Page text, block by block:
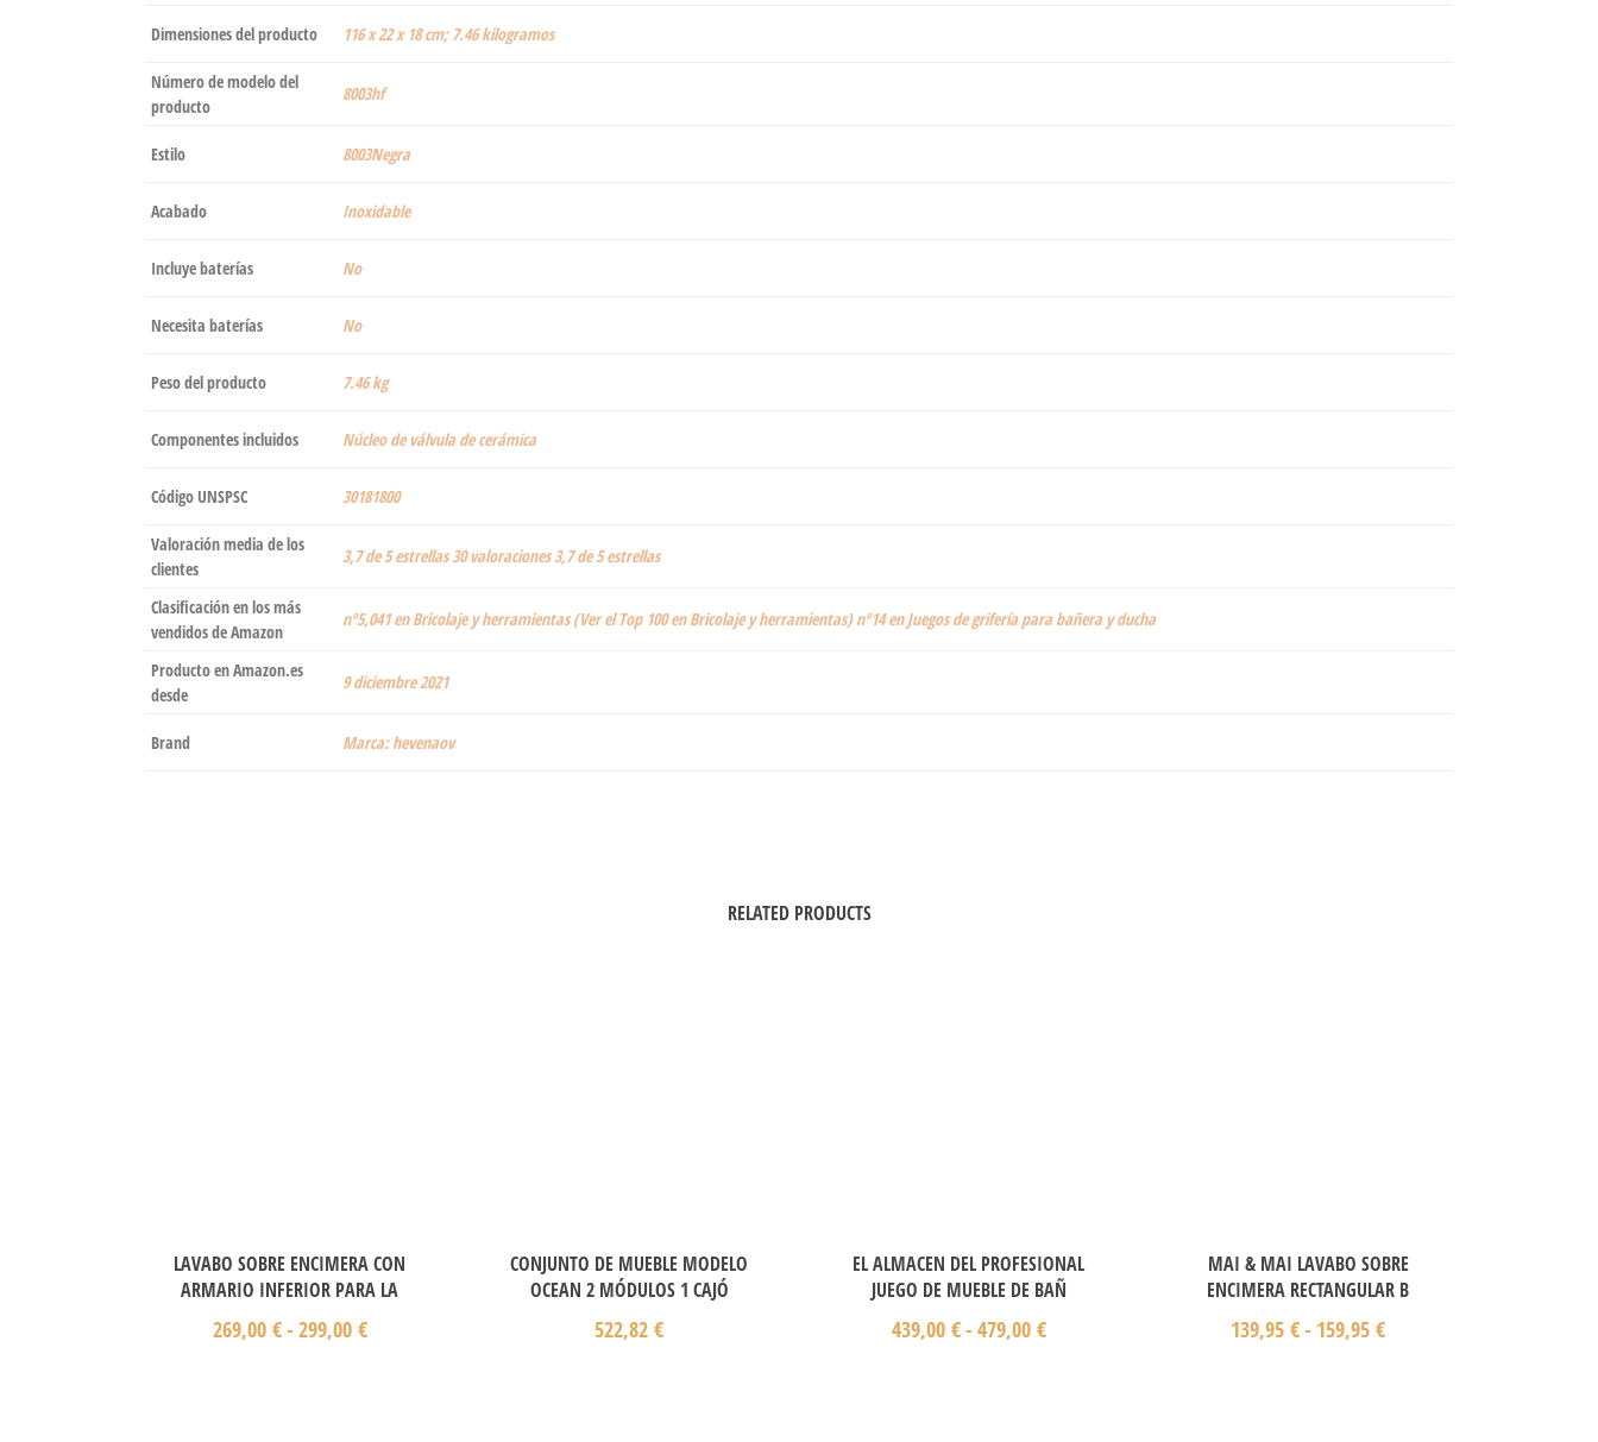
Dimensiones del producto ‎116 x 22 x 18 cm; 7.46 kilogramos
Número de modelo del
producto
‎8003hf
Estilo ‎8003Negra
Acabado ‎Inoxidable
Incluye baterías ‎No
Necesita baterías ‎No
Peso del producto ‎7.46 kg
Componentes incluidos ‎Núcleo de válvula de cerámica
Código UNSPSC 30181800
Valoración media de los
clientes
3,7 de 5 estrellas 30 valoraciones 3,7 de 5 estrellas
Clasificación en los más
vendidos de Amazon
nº5,041 en Bricolaje y herramientas (Ver el Top 100 en Bricolaje y herramientas) nº14 en Juegos de grifería para bañera y ducha
Producto en Amazon.es
desde
9 diciembre 2021
Brand Marca: hevenaov
RELATED PRODUCTS
LAVABO SOBRE ENCIMERA CON
ARMARIO INFERIOR PARA LA
269,00 €- 299,00 €
CONJUNTO DE MUEBLE MODELO
OCEAN 2 MÓDULOS 1 CAJÓ
522,82€
EL ALMACEN DEL PROFESIONAL
JUEGO DE MUEBLE DE BAÑ
439,00 €- 479,00 €
MAI & MAI LAVABO SOBRE
ENCIMERA RECTANGULAR B
139,95€- 159,95€